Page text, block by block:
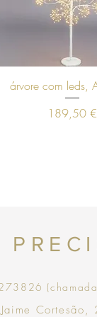
Visualização
árvore com leds,
Preço
189,50 €
Cortesão,